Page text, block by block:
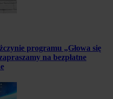
programu „Głowa się
na bezpłatne